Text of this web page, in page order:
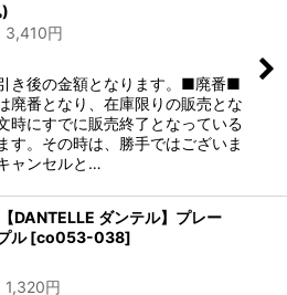
3,410円
き後の金額となります。■廃番■
廃番となり、在庫限りの販売とな
時にすでに販売終了となっている
す。その時は、勝手ではございま
ャンセルと…
DANTELLE ダンテル】プレー
ル [co053-038]
1,320円